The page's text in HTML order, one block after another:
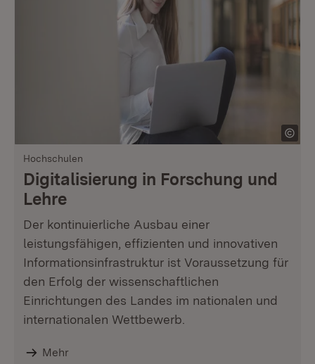
Hochschulen
Digitalisierung in Forschung und
Lehre
Der kontinuierliche Ausbau einer
leistungsfähigen, effizienten und innovativen
Informationsinfrastruktur ist Voraussetzung für
den Erfolg der wissenschaftlichen
Einrichtungen des Landes im nationalen und
internationalen Wettbewerb.
Mehr